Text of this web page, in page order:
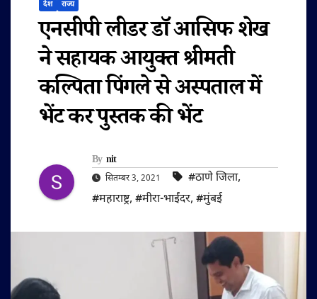
देश राज्य
एनसीपी लीडर डाॅ आसिफ शेख
ने सहायक आयुक्त श्रीमती
कल्पिता पिंगले से अस्पताल में
भेंट कर पुस्तक की भेंट
By nit
सितम्बर 3, 2021 #ठाणे जिला,
#महाराष्ट्र, #मीरा-भाईंदर, #मुंबई